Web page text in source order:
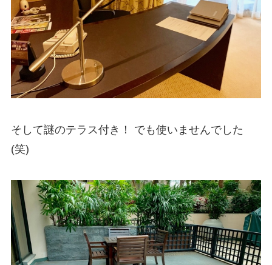
そして謎のテラス付き！ でも使いませんでした
(笑)